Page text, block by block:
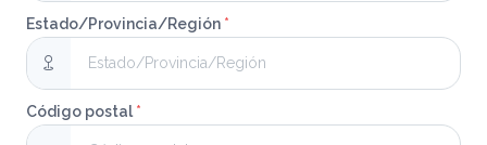
Estado/Provincia/Región *
Código postal *